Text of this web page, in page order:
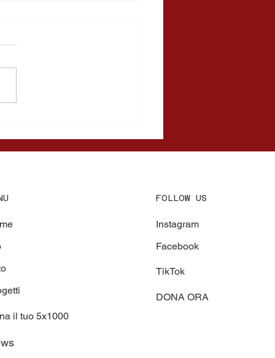
d'Aragona”
il tuo 5x1000
FOLLOW US
Instagram
Facebook
TikTok
DONA ORA